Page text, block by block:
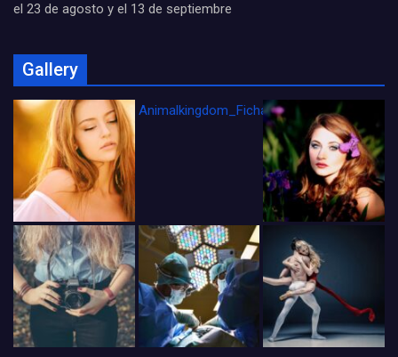
el 23 de agosto y el 13 de septiembre
Gallery
Animalkingdom_FichaCine